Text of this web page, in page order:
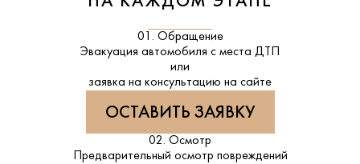
01. Обращение
Эвакуация автомобиля с места ДТП
или
заявка на консультацию на сайте
ОСТАВИТЬ ЗАЯВКУ
02. Осмотр
Предварительный осмотр повреждений